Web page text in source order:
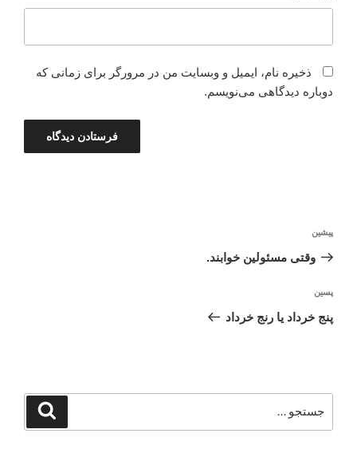
ذخیره نام، ایمیل و وبسایت من در مرورگر برای زمانی که
دوباره دیدگاهی می‌نویسم.
نوشته
قبلی
پیشین
وقتی مسئولین خوابند.
نوشته‌ٔ
بعدی
پسین
پنج خرداد یا رنج خرداد
برای
جستجو